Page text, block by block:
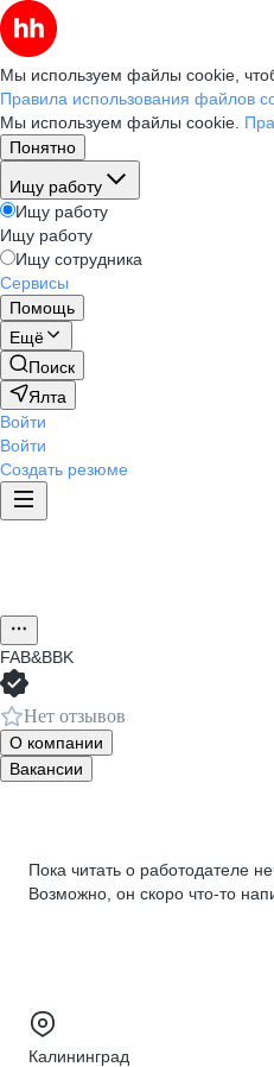
Мы используем файлы cookie,
Правила использования файлов
Мы используем файлы cookie.
Понятно
Ищу работу
Ищу работу
Ищу работу
Ищу сотрудника
Сервисы
Помощь
Ещё
Поиск
Ялта
Войти
Войти
Создать резюме
FAB&BBK
Нет отзывов
О компании
Вакансии
Пока читать о работодателе
Возможно, он скоро что‑то
Калининград